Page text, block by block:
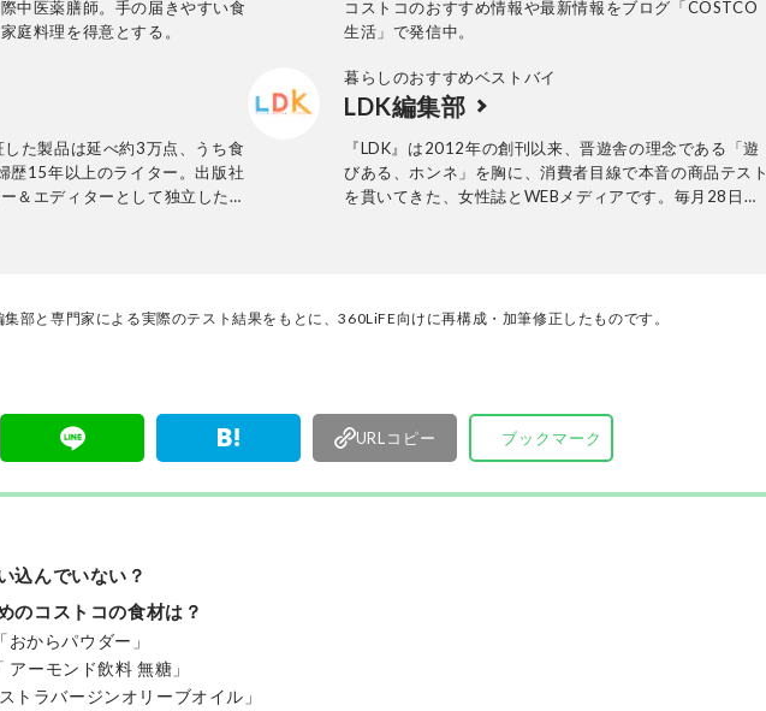
中医薬膳師。手の届きやすい食
庭料理を得意とする。
コストコのおすすめ情報や最新情報をブログ「COSTCO
生活」で発信中。
た製品は延べ約3万点、うち食
歴15年以上のライター。出版社
＆エディターとして独立した
いる。夫と息子、オーストラリ
暮らしのおすすめベストバイ
LDK編集部
『LDK』は2012年の創刊以来、晋遊舎の理念である「遊
びある、ホンネ」を胸に、消費者目線で本音の商品テスト
を貫いてきた、女性誌とWEBメディアです。毎月28日発
なたにお届け。編集長・高橋咲彩を中心に、11名以上の
部と専門家による実際のテスト結果をもとに、360LiFE向けに再構成・加筆修正したものです。
URLコピー ブックマーク
込んでいない？
のコストコの食材は？
からパウダー」
ーモンド飲料 無糖」
トラバージンオリーブオイル」